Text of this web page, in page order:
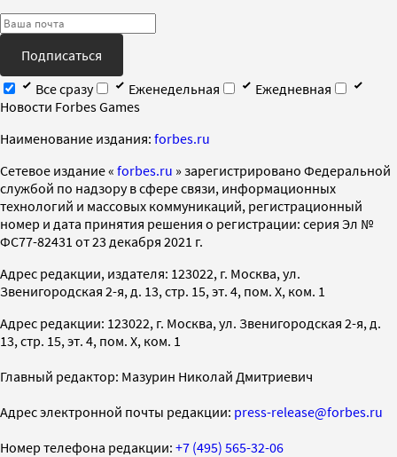
Подписаться
Все сразу
Еженедельная
Ежедневная
Новости Forbes Games
Наименование издания: forbes.ru
Cетевое издание « forbes.ru » зарегистрировано Федеральной
службой по надзору в сфере связи, информационных
технологий и массовых коммуникаций, регистрационный
номер и дата принятия решения о регистрации: серия Эл №
ФС77-82431 от 23 декабря 2021 г.
Адрес редакции, издателя: 123022, г. Москва, ул.
Звенигородская 2-я, д. 13, стр. 15, эт. 4, пом. X, ком. 1
Адрес редакции: 123022, г. Москва, ул. Звенигородская 2-я, д.
13, стр. 15, эт. 4, пом. X, ком. 1
Главный редактор: Мазурин Николай Дмитриевич
Адрес электронной почты редакции: press-release@forbes.ru
Номер телефона редакции: +7 (495) 565-32-06